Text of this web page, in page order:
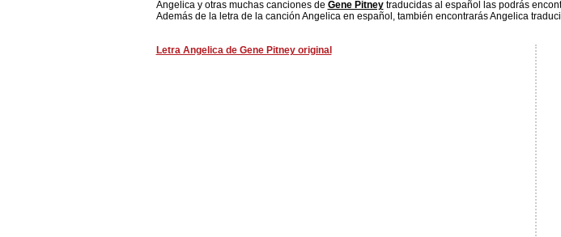
Angelica y otras muchas canciones de Gene Pitneytraducidas al español las podrás
Además de la letra de la canción Angelica en español, también encontrarás Angelica
Letra Angelica de Gene Pitney original